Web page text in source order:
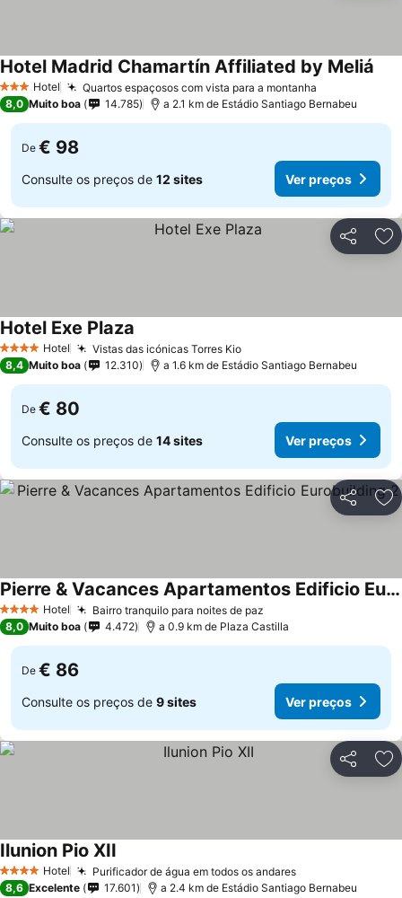
3 EstrelasHotel Quartos espaçosos com vista para a montanha
Hotel Madrid Chamartín Affiliated by Meliá
8,0 Muito boa 14.785 a 2.1 km de Estádio Santiago Bernabeu
De € 98
Consulte os preços de 12 sites Ver preços
Partilhar
4 EstrelasHotel Vistas das icónicas Torres Kio
Hotel Exe Plaza
8,4 Muito boa 12.310 a 1.6 km de Estádio Santiago Bernabeu
De € 80
Consulte os preços de 14 sites Ver preços
Partilhar
4 EstrelasHotel Bairro tranquilo para noites de paz
Pierre & Vacances Apartamentos Edificio Eurobuilding 2
8,0 Muito boa 4.472 a 0.9 km de Plaza Castilla
De € 86
Consulte os preços de 9 sites Ver preços
Partilhar
4 EstrelasHotel Purificador de água em todos os andares
Ilunion Pio XII
8,6 Excelente 17.601 a 2.4 km de Estádio Santiago Bernabeu